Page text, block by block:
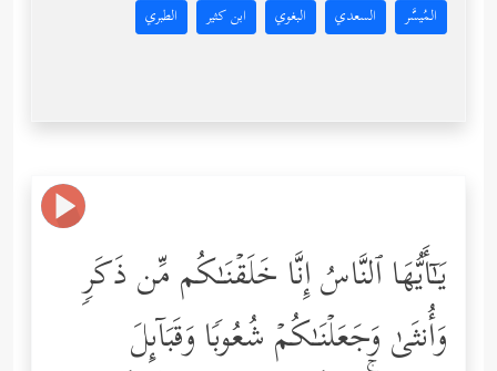
المُيسَّر السعدي البغوي ابن كثير الطبري
یَـٰۤأَیُّهَا ٱلنَّاسُ إِنَّا خَلَقۡنَـٰكُم مِّن ذَكَرࣲ
وَأُنثَىٰ وَجَعَلۡنَـٰكُمۡ شُعُوبࣰا وَقَبَاۤىِٕلَ